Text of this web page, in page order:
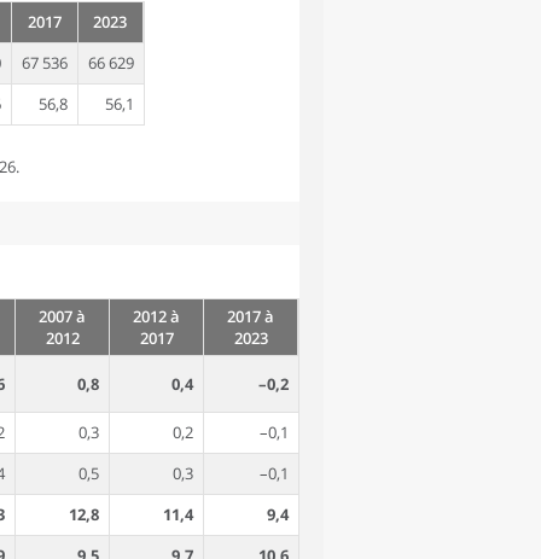
2017
2023
67 536
66 629
56,8 56,1
2007 à
2012
2012 à
2017
2017 à
2023
0,8 0,4 –0,2
0,3 0,2
–0,1
0,5 0,3
–0,1
12,8 11,4
9,4